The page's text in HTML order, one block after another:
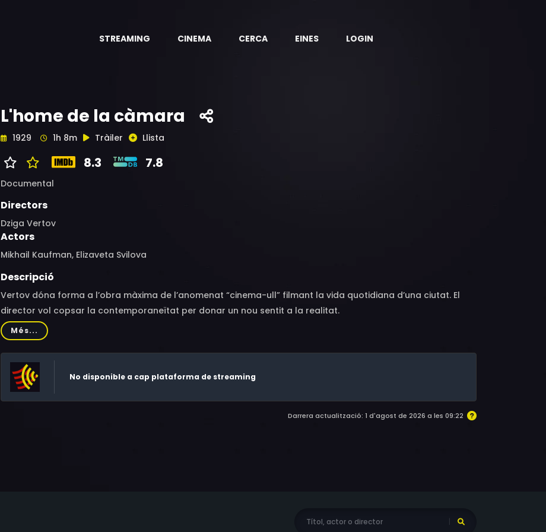
STREAMING CINEMA CERCA EINES LOGIN
L'home de la càmara
1929 1h 8m Tràiler Llista
8.3 7.8
Documental
Directors
Dziga Vertov
Actors
Mikhail Kaufman, Elizaveta Svilova
Descripció
Vertov dóna forma a l’obra màxima de l’anomenat “cinema-ull” filmant la vida quotidiana d’una ciutat. El
director vol copsar la contemporaneïtat per donar un nou sentit a la realitat.
Més...
No disponible a cap plataforma de streaming
Darrera actualització: 1 d'agost de 2026 a les 09:22